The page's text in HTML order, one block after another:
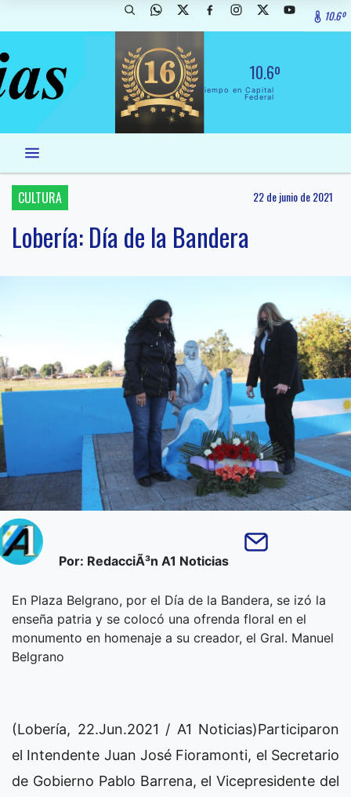
10.6º
10.6º
El Tiempo en Capital
Federal
CULTURA 22 de junio de 2021
Lobería: Día de la Bandera
Por: RedacciÃ³n A1 Noticias
En Plaza Belgrano, por el Día de la Bandera, se izó la
enseña patria y se colocó una ofrenda floral en el
monumento en homenaje a su creador, el Gral. Manuel
Belgrano
(Lobería, 22.Jun.2021 / A1 Noticias)Participaron
el Intendente Juan José Fioramonti, el Secretario
de Gobierno Pablo Barrena, el Vicepresidente del